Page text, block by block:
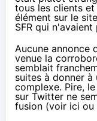
tous les clients
élément sur le
SFR qui n'avaient
Aucune annonce
venue la
semblait
suites à donner
complexe. Pire,
sur Twitter ne
fusion (voir ici ou